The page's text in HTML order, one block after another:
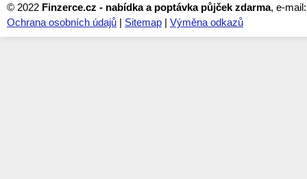
© 2022 Finzerce.cz - nabídka a poptávka půjček zdarma, e-
Ochrana osobních údajů | Sitemap | Výměna odkazů